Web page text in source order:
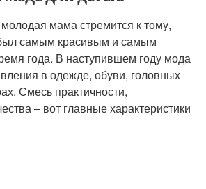
мама стремится к тому,
самым красивым и самым
года. В наступившем году мода
в одежде, обуви, головных
Смесь практичности,
– вот главные характеристики